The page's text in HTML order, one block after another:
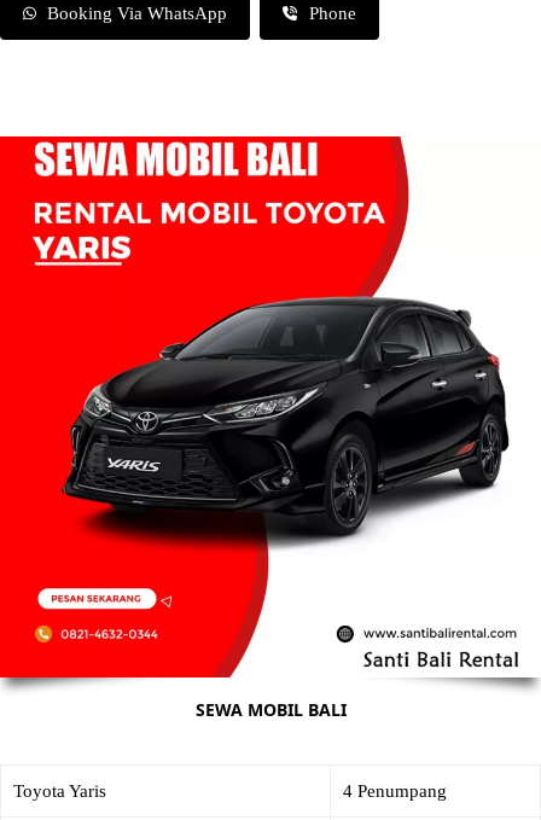
Booking Via WhatsApp Phone
SEWA MOBIL BALI
Toyota Yaris 4 Penumpang